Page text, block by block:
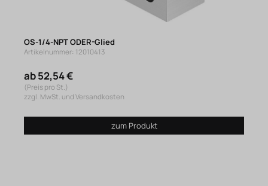
OS-1/4-NPT ODER-Glied
Artikelnummer: 12010413
ab 52,54 €
(Preis pro St.)
zzgl. MwSt. und Versandkosten
zum Produkt